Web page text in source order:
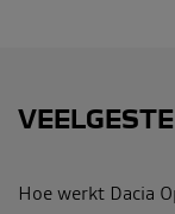
Hoe werkt Dacia